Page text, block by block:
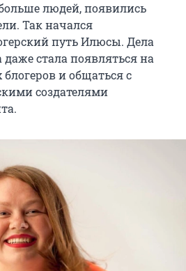
людей, появились
Так начался
путь Илюсы. Дела
стала появляться на
и общаться с
создателями